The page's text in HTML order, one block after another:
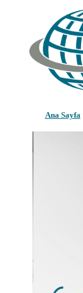
Ana Sayfa